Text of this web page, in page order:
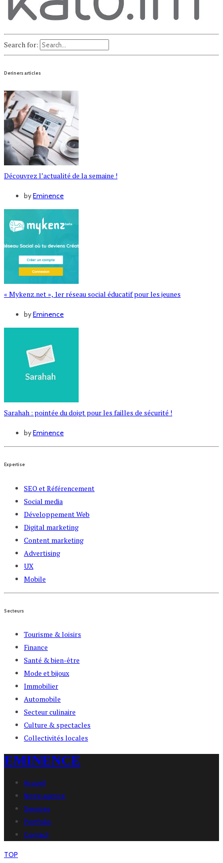
Search for:
Deriners articles
Découvrez l’actualité de la semaine !
byEminence
« Mykenz.net », 1er réseau social éducatif pour les jeunes
byEminence
Sarahah : pointée du doigt pour les failles de sécurité !
byEminence
Expertise
SEO et Référencement
Social media
Développement Web
Digital marketing
Content marketing
Advertising
UX
Mobile
Secteurs
Tourisme & loisirs
Finance
Santé & bien-être
Mode et bijoux
Immobilier
Automobile
Secteur culinaire
Culture & spectacles
Collectivités locales
EMINENCE
Accueil
Notre agence
Services
Portfolio
Contact
TOP